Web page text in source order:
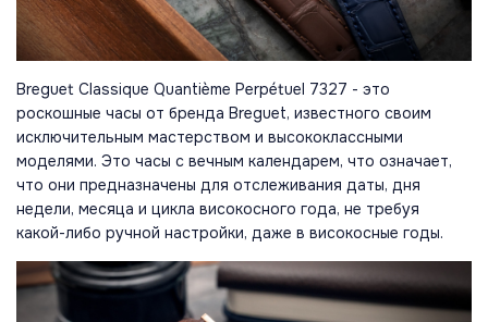
Breguet Classique Quantième Perpétuel 7327 - это
роскошные часы от бренда Breguet, известного своим
исключительным мастерством и высококлассными
моделями. Это часы с вечным календарем, что означает,
что они предназначены для отслеживания даты, дня
недели, месяца и цикла високосного года, не требуя
какой-либо ручной настройки, даже в високосные годы.